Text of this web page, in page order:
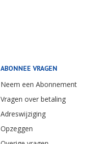
ABONNEE VRAGEN
Neem een Abonnement
Vragen over betaling
Adreswijziging
Opzeggen